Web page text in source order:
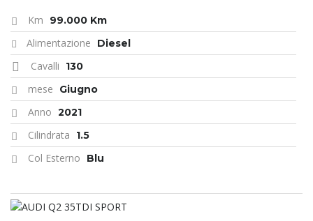
Km 99.000 Km
Alimentazione Diesel
Cavalli 130
mese Giugno
Anno 2021
Cilindrata 1.5
Col Esterno Blu